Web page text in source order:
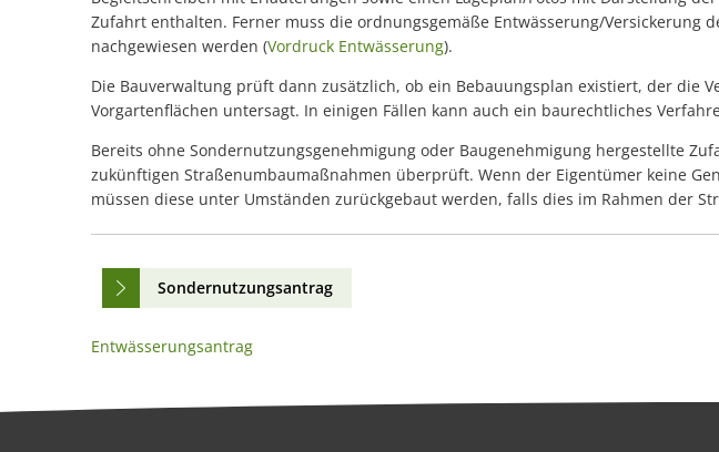
Zufahrt enthalten. Ferner muss die ordnungsgemäße Entwässerung/Versickerung
nachgewiesen werden (Vordruck Entwässerung).
Die Bauverwaltung prüft dann zusätzlich, ob ein Bebauungsplan existiert, der die
Vorgartenflächen untersagt. In einigen Fällen kann auch ein baurechtliches
Bereits ohne Sondernutzungsgenehmigung oder Baugenehmigung hergestellte
zukünftigen Straßenumbaumaßnahmen überprüft. Wenn der Eigentümer keine
müssen diese unter Umständen zurückgebaut werden, falls dies im Rahmen der
Sondernutzungsantrag
Entwässerungsantrag